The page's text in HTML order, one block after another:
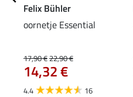
Felix Bühler
oornetje Essential
17,90 €22,90 €
14,32 €
4.4 16